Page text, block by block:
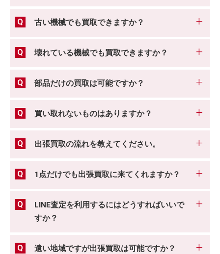
古い機械でも買取できますか？
壊れている機械でも買取できますか？
部品だけの買取は可能ですか？
買い取れないものはありますか？
出張買取の流れを教えてください。
1点だけでも出張買取に来てくれますか？
LINE査定を利用するにはどうすればいいで
すか？
遠い地域ですが出張買取は可能ですか？